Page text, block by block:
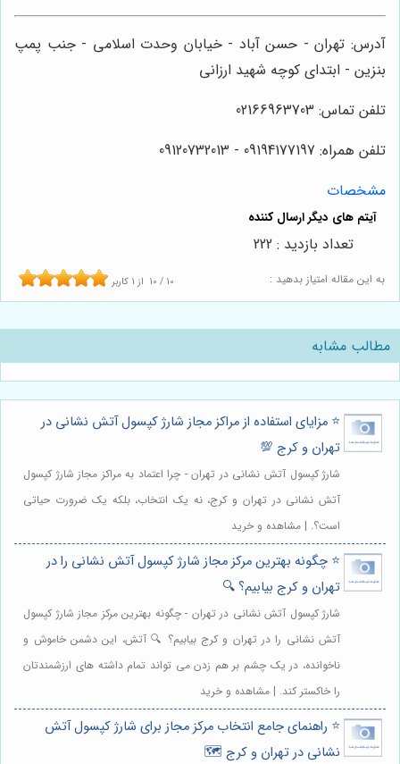
آدرس: تهران - حسن آباد - خیابان وحدت اسلامی - جنب پمپ
بنزین - ابتدای کوچه شهید ارزانی
تلفن تماس: 02166963703
تلفن همراه: 09194177197 - 09120732013
مشخصات
به این مقاله امتیاز بدهید : 10 / 10 از 1 کاربر
تعداد بازدید : 222
مطالب مشابه
⭐️ مزایای استفاده از مراکز مجاز شارژ کپسول آتش نشانی در
تهران و کرج 💯
شارژ کپسول آتش نشانی در تهران - چرا اعتماد به مراکز مجاز شارژ کپسول
آتش نشانی در تهران و کرج، نه یک انتخاب، بلکه یک ضرورت حیاتی
است؟. | مشاهده و خرید
⭐️ چگونه بهترین مرکز مجاز شارژ کپسول آتش نشانی را در
تهران و کرج بیابیم؟ 🔍
شارژ کپسول آتش نشانی در تهران - چگونه بهترین مرکز مجاز شارژ کپسول
آتش نشانی را در تهران و کرج بیابیم؟ 🔍 آتش، این دشمن خاموش و
ناخوانده، در یک چشم بر هم زدن می تواند تمام داشته های ارزشمندتان
را خاکستر کند. | مشاهده و خرید
⭐️ راهنمای جامع انتخاب مرکز مجاز برای شارژ کپسول آتش
نشانی در تهران و کرج 🗺️